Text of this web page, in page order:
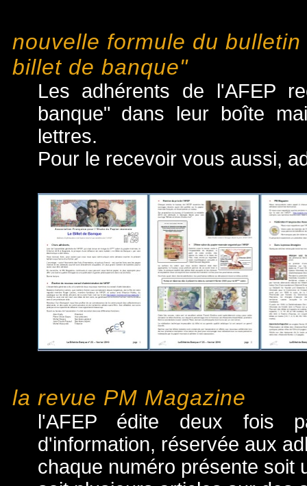
nouvelle formule du
billet de banque"
Les adhérents de l'AFEP
banque" dans leur boîte
lettres.
Pour le recevoir vous aussi,
la revue PM Magazine
l'AFEP édite deux fois
d'information, réservée aux
chaque numéro présente soit